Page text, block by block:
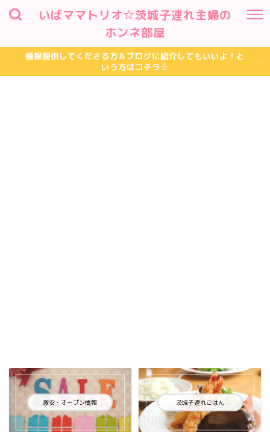
いばママトリオ☆茨城子連れ主婦の
ホンネ部屋
情報提供してくださる方＆ブログに紹介してもいいよ！と
いう方はコチラ☆
激安・オープン情報 茨城子連れごはん